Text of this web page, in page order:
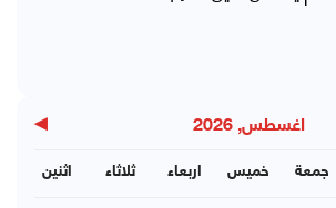
اغسطس, 2026 ▶
اثنين ثلاثاء اربعاء خميس جمعة